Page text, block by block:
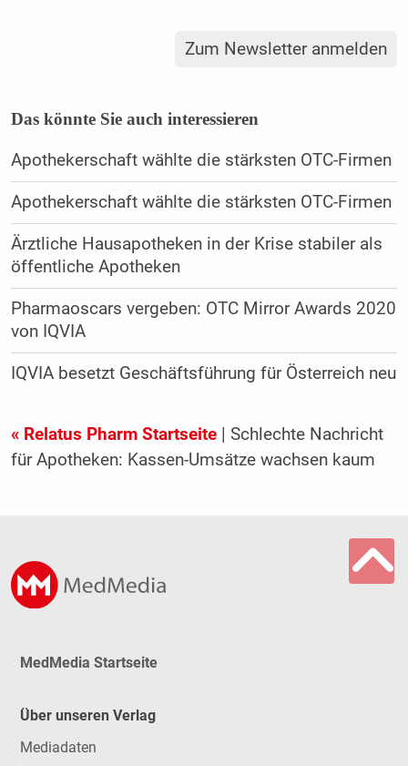
Zum Newsletter anmelden
Das könnte Sie auch interessieren
Apothekerschaft wählte die stärksten OTC-Firmen
Apothekerschaft wählte die stärksten OTC-Firmen
Ärztliche Hausapotheken in der Krise stabiler als
öffentliche Apotheken
Pharmaoscars vergeben: OTC Mirror Awards 2020
von IQVIA
IQVIA besetzt Geschäftsführung für Österreich neu
« Relatus Pharm Startseite| Schlechte Nachricht
für Apotheken: Kassen-Umsätze wachsen kaum
MedMedia Startseite
Über unseren Verlag
Mediadaten